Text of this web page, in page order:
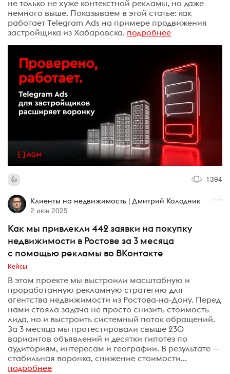
не только не хуже контекстной рекламы, но даже
немного выше. Показываем в этой статье: как
работает Telegram Ads на примере продвижения
застройщика из Хабаровска. подробнее
1394
Клиенты на недвижимость | Дмитрий Колодник
2 июн 2025
Как мы привлекли 442 заявки на покупку
недвижимости в Ростове за 3 месяца
с помощью рекламы во ВКонтакте
Кейсы
В этом проекте мы выстроили масштабную и
проработанную рекламную стратегию для
агентства недвижимости из Ростова-на-Дону. Перед
нами стояла задача не просто снизить стоимость
лида, но и выстроить системный поток обращений.
За 3 месяца мы протестировали свыше 230
вариантов объявлений и десятки гипотез по
аудиториям, интересам и географии. В результате —
стабильная воронка, снижение стоимости...
подробнее